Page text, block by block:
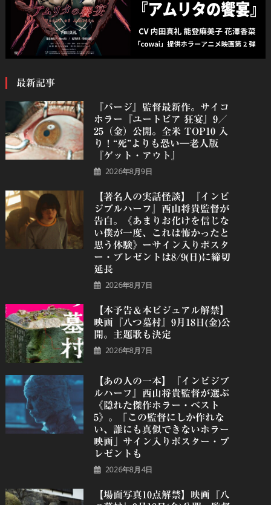
最新記事
『パージ』監督最新作。サイコ
ホラー『ユートピア 狂宴』9／
25（金）公開。全米 TOP10 入
り！“死”よりも恐い―老人版
『ゲット・アウト』
2026年8月9日
【著名人の実話怪談】『インビ
ジブルハーフ』⻄⼭将貴監督が
告白。《あまりお化けを信じな
い僕が一度、これは怖かったと
思う体験》ーサイン入りポスタ
ー・プレゼントは8/9(日)に締切
延長
2026年8月7日
【本予告＆本ビジュアル解禁】
映画『八つ墓村』9月18日(金)公
開。主題歌も決定
2026年8月7日
【あの人の一本】『インビジブ
ルハーフ』⻄⼭将貴監督が選ぶ
《隠れた傑作ホラー・ベスト
5》。「この監督にしか作れな
い、誰にも真似できないホラー
映画」サイン入りポスター・プ
レゼントも
2026年8月4日
【場面写真10点解禁】映画『八